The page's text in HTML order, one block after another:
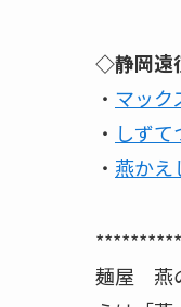
◇静岡遠
・ マック
・ しず
・ 燕かえ
麺屋 燕